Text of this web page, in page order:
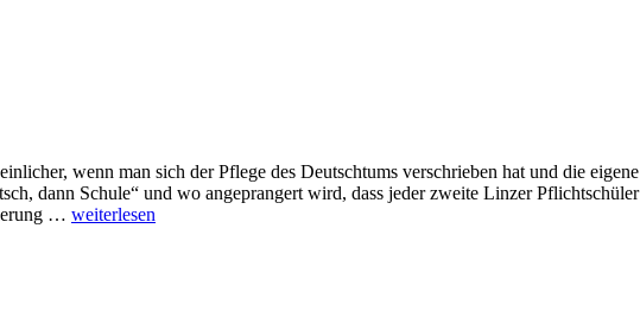
wenn man sich der Pflege des Deutschtums verschrieben hat und die eigene
dann Schule“ und wo angeprangert wird, dass jeder zweite Linzer Pflichtschüler
… weiterlesen